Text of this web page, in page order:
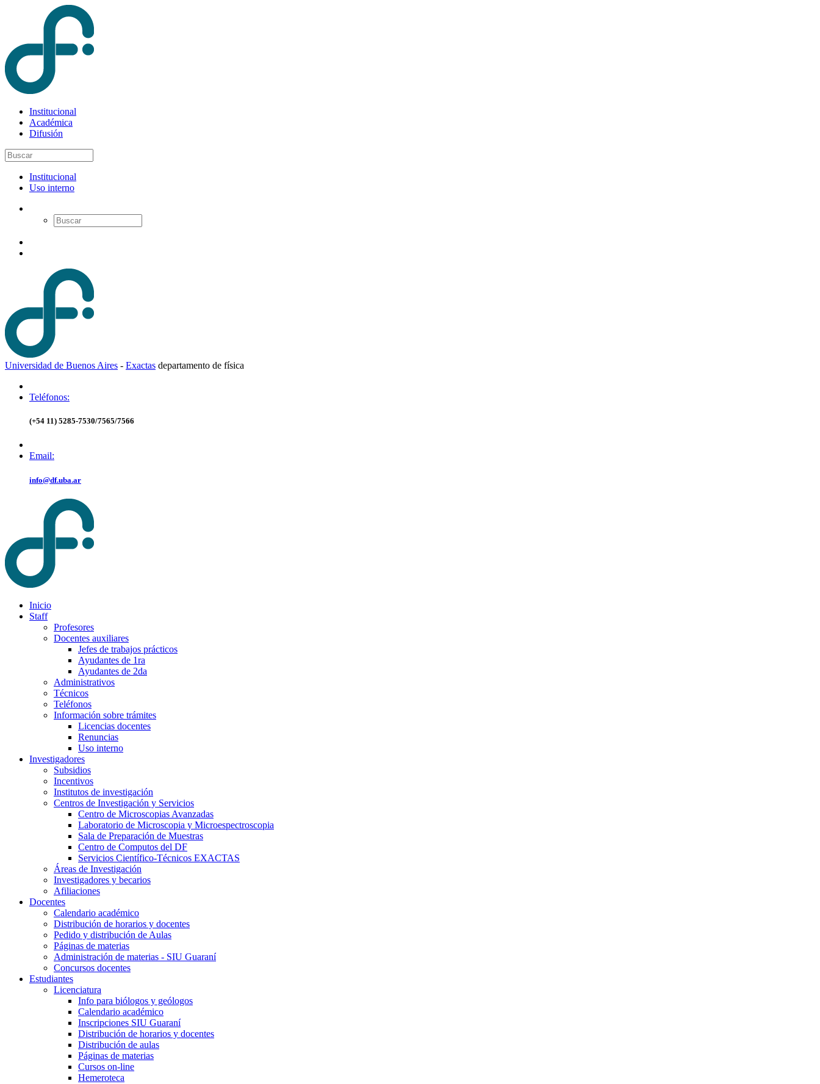
Institucional
Académica
Difusión
Institucional
Uso interno
Universidad de Buenos Aires - Exactas departamento de física
Teléfonos:
(+54 11) 5285-7530/7565/7566
Email:
info@df.uba.ar
Inicio
Staff
Profesores
Docentes auxiliares
Jefes de trabajos prácticos
Ayudantes de 1ra
Ayudantes de 2da
Administrativos
Técnicos
Teléfonos
Información sobre trámites
Licencias docentes
Renuncias
Uso interno
Investigadores
Subsidios
Incentivos
Institutos de investigación
Centros de Investigación y Servicios
Centro de Microscopias Avanzadas
Laboratorio de Microscopia y Microespectroscopia
Sala de Preparación de Muestras
Centro de Computos del DF
Servicios Científico-Técnicos EXACTAS
Áreas de Investigación
Investigadores y becarios
Afiliaciones
Docentes
Calendario académico
Distribución de horarios y docentes
Pedido y distribución de Aulas
Páginas de materias
Administración de materias - SIU Guaraní
Concursos docentes
Estudiantes
Licenciatura
Info para biólogos y geólogos
Calendario académico
Inscripciones SIU Guaraní
Distribución de horarios y docentes
Distribución de aulas
Páginas de materias
Cursos on-line
Hemeroteca